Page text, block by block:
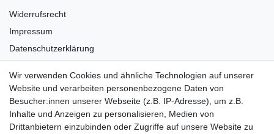
Widerrufsrecht
Impressum
Datenschutzerklärung
Versandkosten
Barrierefreiheit
Anleitungen
Wir verwenden Cookies und ähnliche Technologien auf unserer
Website und verarbeiten personenbezogene Daten von
Besucher:innen unserer Webseite (z.B. IP-Adresse), um z.B.
Inhalte und Anzeigen zu personalisieren, Medien von
Drittanbietern einzubinden oder Zugriffe auf unsere Website zu